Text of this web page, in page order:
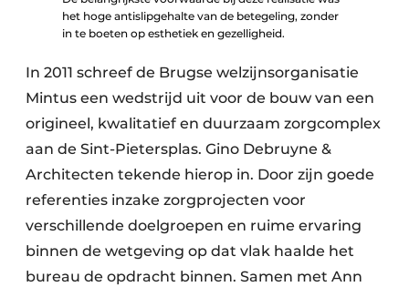
het hoge antislipgehalte van de betegeling, zonder
in te boeten op esthetiek en gezelligheid.
In 2011 schreef de Brugse welzijnsorganisatie
Mintus een wedstrijd uit voor de bouw van een
origineel, kwalitatief en duurzaam zorgcomplex
aan de Sint-Pietersplas. Gino Debruyne &
Architecten tekende hierop in. Door zijn goede
referenties inzake zorgprojecten voor
verschillende doelgroepen en ruime ervaring
binnen de wetgeving op dat vlak haalde het
bureau de opdracht binnen. Samen met Ann